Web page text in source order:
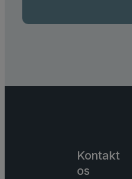
Kontakt
os